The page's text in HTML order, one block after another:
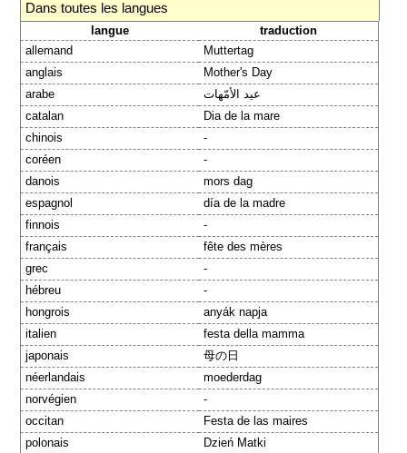
Dans toutes les langues
langue
traduction
allemand
Muttertag
anglais
Mother's Day
arabe
عيد الأمّهات
catalan
Dia de la mare
chinois
-
coréen
-
danois
mors dag
espagnol
día de la madre
finnois
-
français
fête des mères
grec
-
hébreu
-
hongrois
anyák napja
italien
festa della mamma
japonais
母の日
néerlandais
moederdag
norvégien
-
occitan
Festa de las maires
polonais
Dzień Matki